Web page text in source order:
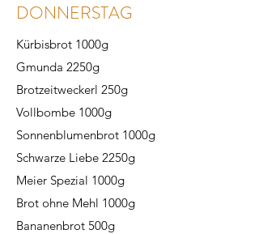
DONNERSTAG
Kürbisbrot 1000g
Gmunda 2250g
Brotzeitweckerl 250g
Vollbombe 1000g
Sonnenblumenbrot 1000g
Schwarze Liebe 2250g
Meier Spezial 1000g
Brot ohne Mehl 1000g
Bananenbrot 500g